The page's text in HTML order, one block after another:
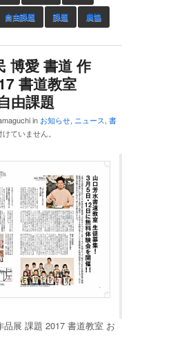
自由課題 課題 農協
博愛 書道 作
書道教室
由課題
in お知らせ, ニュース, 書
ていません。
展 課題 2017 書道教室 お